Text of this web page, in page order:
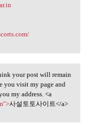
I
your post will remain
you visit my page and
my address. <a
사설토토사이트</a>